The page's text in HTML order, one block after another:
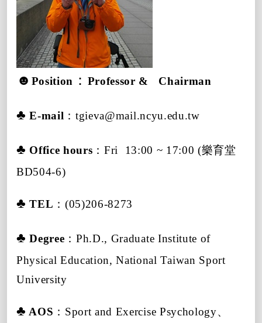
☻ Position ： Professor & Chairman
♣ E-mail ：tgieva@mail.ncyu.edu.tw
♣ Office hours ：Fri 13:00 ~ 17:00 (樂育堂
BD504-6)
♣ TEL ：(05)206-8273
♣ Degree ：Ph.D., Graduate Institute of
Physical Education, National Taiwan Sport
University
♣ AOS ： Sport and Exercise Psychology、